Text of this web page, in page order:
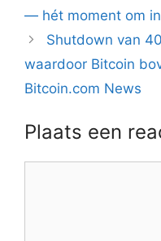
— hét moment om
Shutdown van
waardoor Bitcoin
Bitcoin.com News
Plaats een